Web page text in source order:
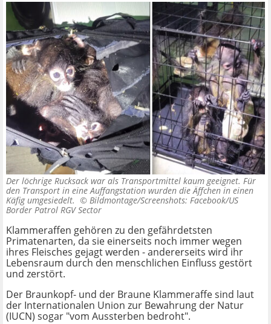
Der löchrige Rucksack war als Transportmittel kaum geeignet. Für
den Transport in eine Auffangstation wurden die Äffchen in einen
Käfig umgesiedelt. © Bildmontage/Screenshots: Facebook/US
Border Patrol RGV Sector
Klammeraffen gehören zu den gefährdetsten
Primatenarten, da sie einerseits noch immer wegen
ihres Fleisches gejagt werden - andererseits wird ihr
Lebensraum durch den menschlichen Einfluss gestört
und zerstört.
Der Braunkopf- und der Braune Klammeraffe sind laut
der Internationalen Union zur Bewahrung der Natur
(IUCN) sogar "vom Aussterben bedroht".